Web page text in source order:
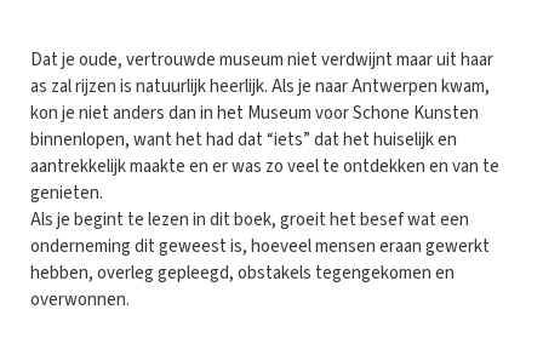
Dat je oude, vertrouwde museum niet verdwijnt maar uit haar
as zal rijzen is natuurlijk heerlijk. Als je naar Antwerpen kwam,
kon je niet anders dan in het Museum voor Schone Kunsten
binnenlopen, want het had dat “iets” dat het huiselijk en
aantrekkelijk maakte en er was zo veel te ontdekken en van te
genieten.
Als je begint te lezen in dit boek, groeit het besef wat een
onderneming dit geweest is, hoeveel mensen eraan gewerkt
hebben, overleg gepleegd, obstakels tegengekomen en
overwonnen.